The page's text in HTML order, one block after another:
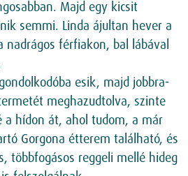
Majd egy kicsit
semmi. Linda ájultan hever a
nadrágos férfiakon, bal lábával
esik, majd jobbra-
meghazudtolva, szinte
a hídon át, ahol tudom, a már
Gorgona étterem található, és
többfogásos reggeli mellé hideg